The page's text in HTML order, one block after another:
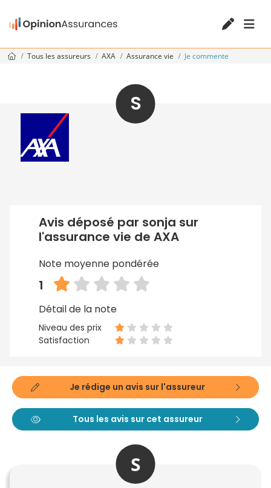
Tous les assureurs AXA Assurance vie Je commente
S
Avis déposé par sonja sur
l'assurance vie de AXA
Note moyenne pondérée
1
Détail de la note
Niveau des prix
Satisfaction
Je rédige un avis sur l'assureur
Tous les avis sur cet assureur
S